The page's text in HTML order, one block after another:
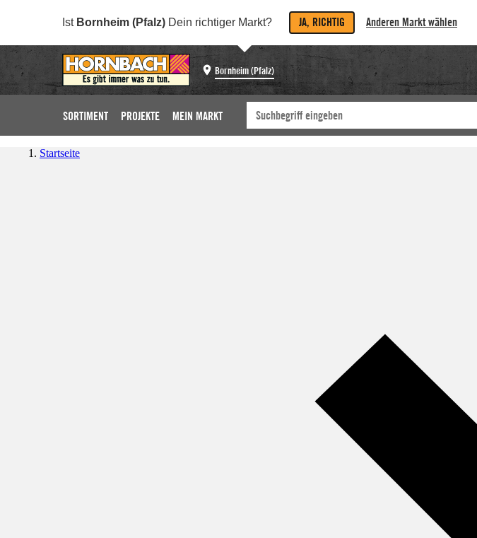
Ist Bornheim (Pfalz) Dein richtiger Markt? JA, RICHTIG Anderen Markt wählen
Bornheim (Pfalz)
SORTIMENT PROJEKTE MEIN MARKT
Startseite